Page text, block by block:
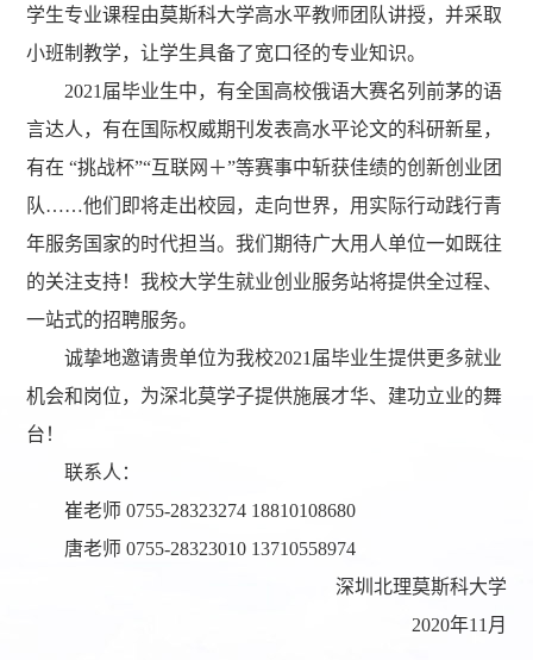
学生专业课程由莫斯科大学高水平教师团队讲授，并采取
小班制教学，让学生具备了宽口径的专业知识。
2021届毕业生中，有全国高校俄语大赛名列前茅的语
言达人，有在国际权威期刊发表高水平论文的科研新星，
有在 “挑战杯”“互联网＋”等赛事中斩获佳绩的创新创业团
队……他们即将走出校园，走向世界，用实际行动践行青
年服务国家的时代担当。我们期待广大用人单位一如既往
的关注支持！我校大学生就业创业服务站将提供全过程、
一站式的招聘服务。
诚挚地邀请贵单位为我校2021届毕业生提供更多就业
机会和岗位，为深北莫学子提供施展才华、建功立业的舞
台！
联系人：
崔老师 0755-28323274 18810108680
唐老师 0755-28323010 13710558974
深圳北理莫斯科大学
2020年11月